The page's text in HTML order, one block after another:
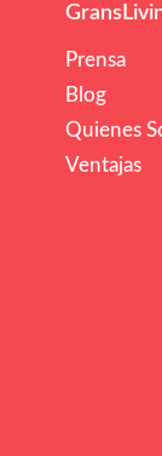
Prensa
Blog
Quienes
Ventajas